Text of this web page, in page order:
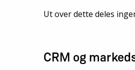
Ut over dette deles
CRM og